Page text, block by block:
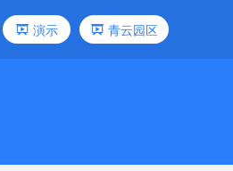
演示 青云园区